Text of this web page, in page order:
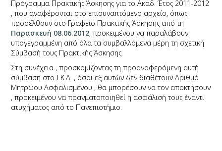
Πρόγραμμα Πρακτικής Άσκησης για το Ακαδ. Έτος 2011-2012
, που αναφέρονται στο επισυναπτόμενο αρχείο, όπως
προσέλθουν στο Γραφείο Πρακτικής Άσκησης από τη
Παρασκευή 08.06.2012,προκειμένου να παραλάβουν
υπογεγραμμένη από όλα τα συμβαλλόμενα μέρη τη σχετική
Σύμβασή τους Πρακτικής Άσκησης.
Στη συνέχεια , προσκομίζοντας τη προαναφερόμενη αυτή
σύμβαση στο Ι.Κ.Α. , όσοι εξ αυτών δεν διαθέτουν Αριθμό
Μητρώου Ασφαλισμένου , θα μπορέσουν να τον αποκτήσουν
, προκειμένου να πραγματοποιηθεί η ασφάλισή τους έναντι
ατυχήματος από το Πανεπιστήμιο.